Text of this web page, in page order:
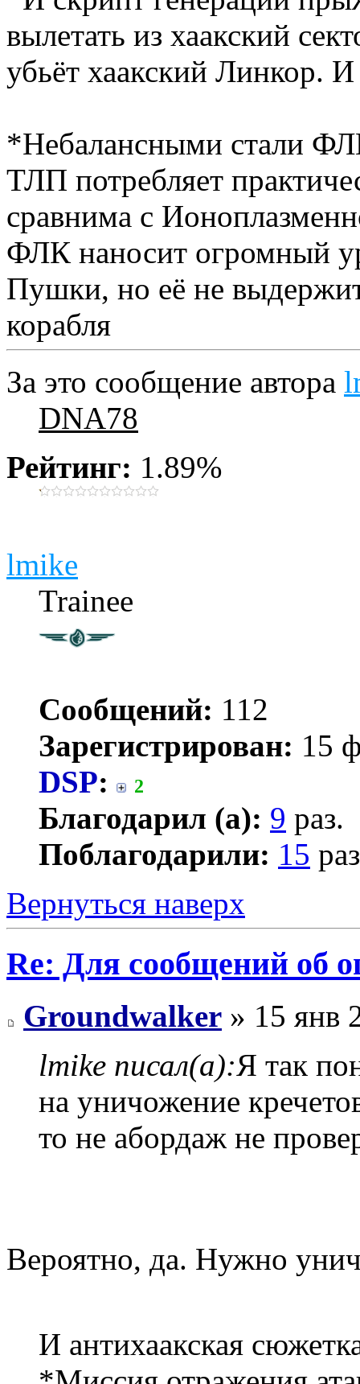
вылетать из хаакский
убьёт хаакский Линкор. И
*Небалансными стали
ТЛП потребляет
сравнима с
ФЛК наносит огромный
Пушки, но её не
корабля
За это сообщение автора
DNA78
Рейтинг: 1.89%
lmike
Trainee
Сообщений: 112
Зарегистрирован: 15
DSP: 2
Благодарил (а): 9 раз.
Поблагодарили: 15
Вернуться наверх
Re: Для сообщений об
Groundwalker » 15 янв
lmike писал(а):Я так
на уничожение
то не абордаж не
Вероятно, да. Нужно
И антихаакская